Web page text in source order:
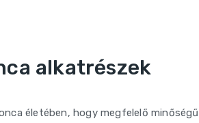
alkatrészek
életében, hogy megfelelő